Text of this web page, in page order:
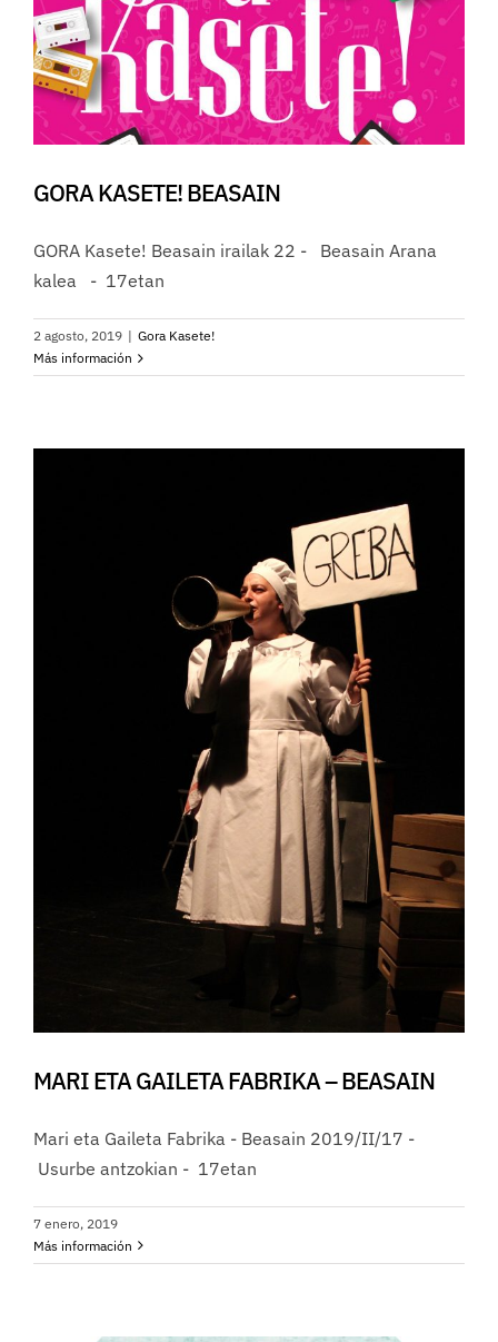
GORA KASETE! BEASAIN
GORA Kasete! Beasain irailak 22 - Beasain Arana
kalea - 17etan
2 agosto, 2019 | Gora Kasete!
Más información
MARI ETA GAILETA FABRIKA – BEASAIN
Mari eta Gaileta Fabrika - Beasain 2019/II/17 -
Usurbe antzokian - 17etan
7 enero, 2019
Más información